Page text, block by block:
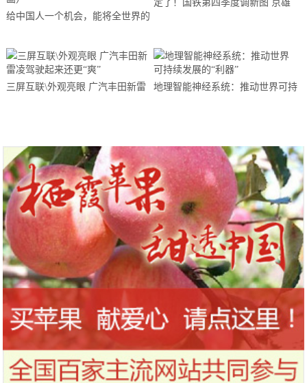
给中国人一个机会，能将全世界的
定了！国铁第四季度调新图 京雄
三屏互联\外观亮眼 广汽丰田新雷
地理智能神经系统：推动世界可持